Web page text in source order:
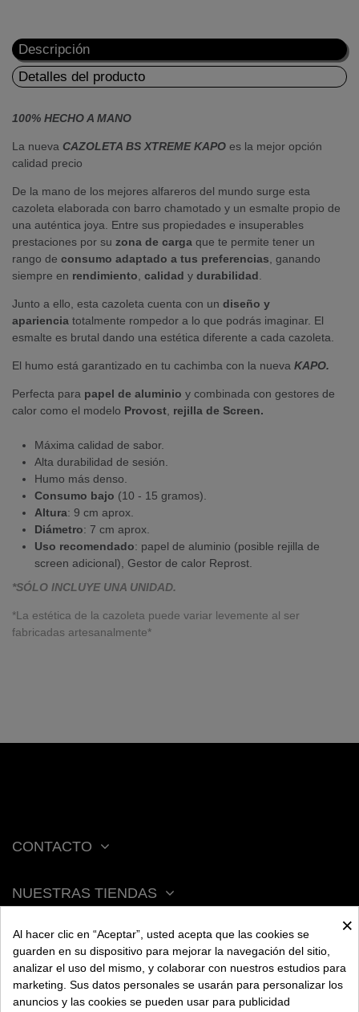
Descripción
Detalles del producto
100% HECHO A MANO
La nueva CAZOLETA BS XTREME KAPO es la mejor opción
calidad precio
De la mano de los mejores alfareros del mundo surge esta
cazoleta elaborada con barro chamotado y un esmalte propio de
una auténtica joya. Entre sus propiedades e insuperables
prestaciones por su zona de carga que te permite tener un
rango de consumo adaptado a tus preferencias , ganando
siempre en rendimiento calidad y durabilidad
Junto a ello, esta cazoleta cuenta con un diseño y
apariencia totalmente rompedor a lo que podrás imaginar. El
esmalte es brutal dando una estética diferente a cada cazoleta.
El humo está garantizado en tu cachimba con la nueva KAPO.
Perfecta para papel de aluminio y combinada con gestores de
calor como el modelo Provost rejilla de Screen.
Máxima calidad de sabor.
Alta durabilidad de sesión.
Humo más denso.
Consumo bajo (10 - 15 gramos).
Altura: 9 cm aprox.
Diámetro: 7 cm aprox.
Uso recomendado: papel de aluminio (posible rejilla de
screen adicional), Gestor de calor Reprost.
*SÓLO INCLUYE UNA UNIDAD.
*La estética de la cazoleta puede variar levemente al ser
fabricadas artesanalmente*
CONTACTO
NUESTRAS TIENDAS
ACERCA DE BENGALA
AYUDA
×
Al hacer clic en “Aceptar”, usted acepta que las cookies se
guarden en su dispositivo para mejorar la navegación del sitio,
analizar el uso del mismo, y colaborar con nuestros estudios para
marketing. Sus datos personales se usarán para personalizar los
anuncios y las cookies se pueden usar para publicidad